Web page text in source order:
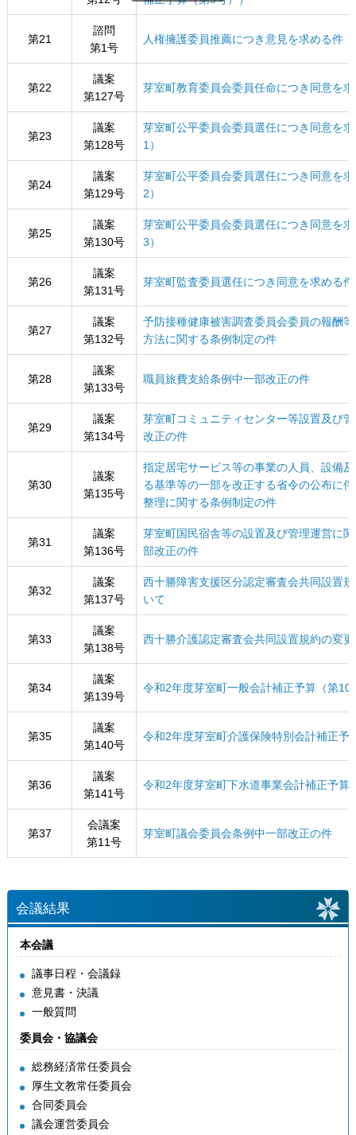
第21
諮問
第1号
人権擁護委員推薦につき意見を求める件
第22
議案
第127号
芽室町教育委員会委員任命につき同意を
第23
議案
第128号
芽室町公平委員会委員選任につき同意を
1）
第24
議案
第129号
芽室町公平委員会委員選任につき同意を
2）
第25
議案
第130号
芽室町公平委員会委員選任につき同意を
3）
第26
議案
第131号
芽室町監査委員選任につき同意を求める件
第27
議案
第132号
予防接種健康被害調査委員会委員の報酬
方法に関する条例制定の件
第28
議案
第133号
職員旅費支給条例中一部改正の件
第29
議案
第134号
芽室町コミュニティセンター等設置及び
改正の件
第30
議案
第135号
指定居宅サービス等の事業の人員、設備
る基準等の一部を改正する省令の公布に
整理に関する条例制定の件
第31
議案
第136号
芽室町国民宿舎等の設置及び管理運営に
部改正の件
第32
議案
第137号
西十勝障害支援区分認定審査会共同設置
いて
第33
議案
第138号
西十勝介護認定審査会共同設置規約の変
第34
議案
第139号
令和2年度芽室町一般会計補正予算（第10
第35
議案
第140号
令和2年度芽室町介護保険特別会計補正予
第36
議案
第141号
令和2年度芽室町下水道事業会計補正予算
第37
会議案
第11号
芽室町議会委員会条例中一部改正の件
会議結果
本会議
議事日程・会議録
意見書・決議
一般質問
委員会・協議会
総務経済常任委員会
厚生文教常任委員会
合同委員会
議会運営委員会